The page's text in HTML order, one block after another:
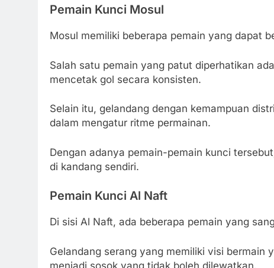
Pemain Kunci Mosul
Mosul memiliki beberapa pemain yang dapat
Salah satu pemain yang patut diperhatikan
mencetak gol secara konsisten.
Selain itu, gelandang dengan kemampuan
dalam mengatur ritme permainan.
Dengan adanya pemain-pemain kunci
di kandang sendiri.
Pemain Kunci Al Naft
Di sisi Al Naft, ada beberapa pemain yang
Gelandang serang yang memiliki visi bermain
menjadi sosok yang tidak boleh dilewatkan.